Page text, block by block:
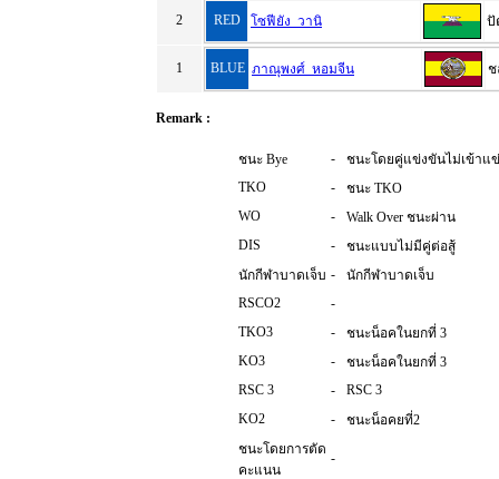
2 RED โซฟียัง วานิ ปั
1 BLUE ภาณุพงศ์ หอมจีน ช
Remark :
ชนะ Bye -
ชนะโดยคู่แข่งขันไม่เข้าแ
TKO
-
ชนะ TKO
WO
-
Walk Over ชนะผ่าน
DIS
-
ชนะแบบไม่มีคู่ต่อสู้
นักกีฬาบาดเจ็บ -
นักกีฬาบาดเจ็บ
RSCO2
-
TKO3
-
ชนะน็อคในยกที่ 3
KO3
-
ชนะน็อคในยกที่ 3
RSC 3
-
RSC 3
KO2
-
ชนะน็อคยที่2
ชนะโดยการตัด
คะแนน
-